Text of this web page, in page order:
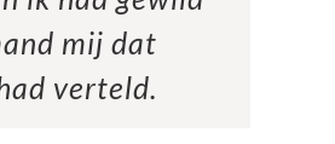
mij dat
verteld.